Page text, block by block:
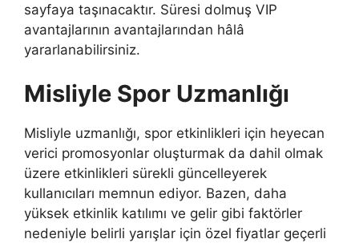
sayfaya taşınacaktır. Süresi dolmuş VIP
avantajlarının avantajlarından hâlâ
yararlanabilirsiniz.
Misliyle Spor Uzmanlığı
Misliyle uzmanlığı, spor etkinlikleri için heyecan
verici promosyonlar oluşturmak da dahil olmak
üzere etkinlikleri sürekli güncelleyerek
kullanıcıları memnun ediyor. Bazen, daha
yüksek etkinlik katılımı ve gelir gibi faktörler
nedeniyle belirli yarışlar için özel fiyatlar geçerli